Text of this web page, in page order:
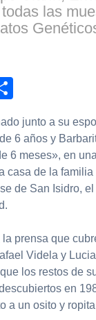
las
junto a su
6 años y
6 meses», en
casa de la
de San Isidro,
prensa que
Videla y
los restos de
en
a un osito y